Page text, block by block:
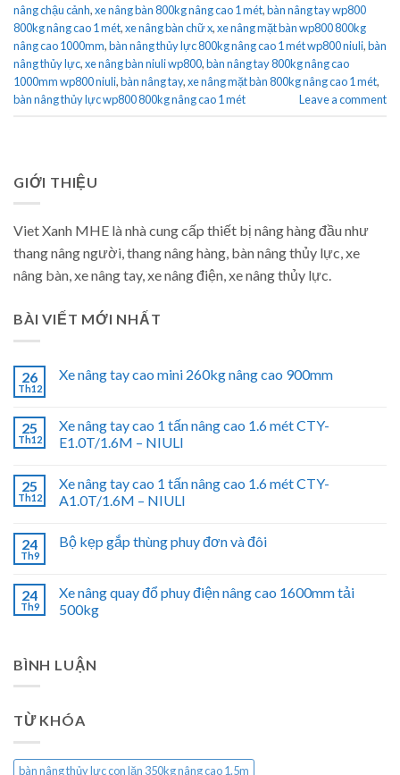
nâng chậu cảnh,xe nâng bàn 800kg nâng cao 1 mét,bàn nâng tay wp800
800kg nâng cao 1 mét,xe nâng bàn chữ x,xe nâng mặt bàn wp800 800kg
nâng cao 1000mm,bàn nâng thủy lực 800kg nâng cao 1 mét wp800 niuli,bàn
nâng thủy lực,xe nâng bàn niuli wp800,bàn nâng tay 800kg nâng cao
1000mm wp800 niuli,bàn nâng tay,xe nâng mặt bàn 800kg nâng cao 1 mét,
bàn nâng thủy lực wp800 800kg nâng cao 1 mét
Leave a comment
GIỚI THIỆU
Viet Xanh MHE là nhà cung cấp thiết bị nâng hàng đầu như
thang nâng người, thang nâng hàng, bàn nâng thủy lực, xe
nâng bàn, xe nâng tay, xe nâng điện, xe nâng thủy lực.
BÀI VIẾT MỚI NHẤT
26
Th12
Xe nâng tay cao mini 260kg nâng cao 900mm
25
Th12
Xe nâng tay cao 1 tấn nâng cao 1.6 mét CTY-
E1.0T/1.6M – NIULI
25
Th12
Xe nâng tay cao 1 tấn nâng cao 1.6 mét CTY-
A1.0T/1.6M – NIULI
24
Th9
Bộ kẹp gắp thùng phuy đơn và đôi
24
Th9
Xe nâng quay đổ phuy điện nâng cao 1600mm tải
500kg
BÌNH LUẬN
TỪ KHÓA
bàn nâng thủy lực con lăn 350kg nâng cao 1.5m